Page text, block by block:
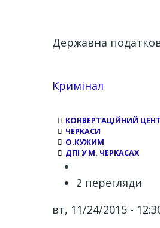
Державна
Кримінал
КОНВЕРТАЦІЙНИЙ
ЧЕРКАСИ
О.КУЖИМ
ДПІ У М. ЧЕРКАСАХ
2 перегляди
вт, 11/24/2015 -